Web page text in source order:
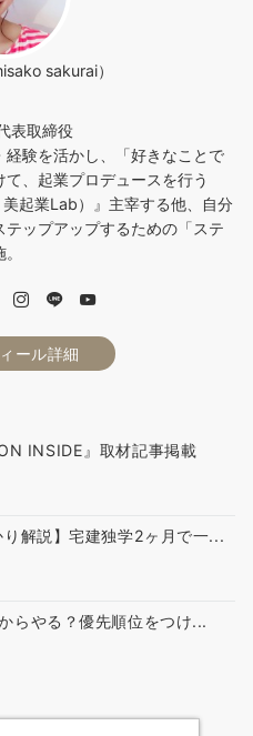
sakurai）
表取締役
験を活かし、「好きなことで
、起業プロデュースを行う
起業Lab）』主宰する他、自分
ップアップするための「ステ
ール詳細
INSIDE』取材記事掲載
り解説】宅建独学2ヶ月で一...
らやる？優先順位をつけ...